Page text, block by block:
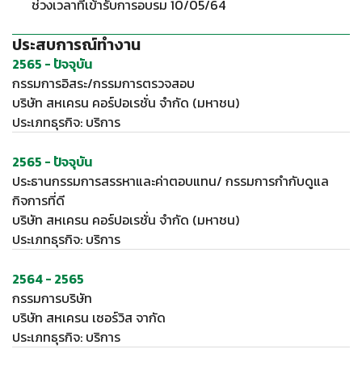
ช่วงเวลาที่เข้ารับการอบรม 10/05/64
ประสบการณ์ทำงาน
2565 - ปัจจุบัน
กรรมการอิสระ/กรรมการตรวจสอบ
บริษัท สหเครน คอร์ปอเรชั่น จำกัด (มหาชน)
ประเภทธุรกิจ: บริการ
2565 - ปัจจุบัน
ประธานกรรมการสรรหาและค่าตอบแทน/ กรรมการกำกับดูแล
กิจการที่ดี
บริษัท สหเครน คอร์ปอเรชั่น จำกัด (มหาชน)
ประเภทธุรกิจ: บริการ
2564 - 2565
กรรมการบริษัท
บริษัท สหเครน เซอร์วิส จากัด
ประเภทธุรกิจ: บริการ